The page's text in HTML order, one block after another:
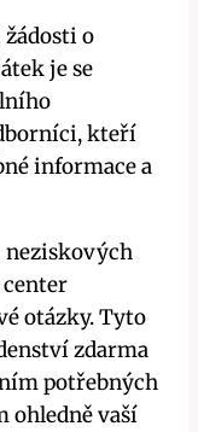
o
je se
kteří
informace a
neziskových
otázky. Tyto
zdarma
potřebných
ohledně vaší